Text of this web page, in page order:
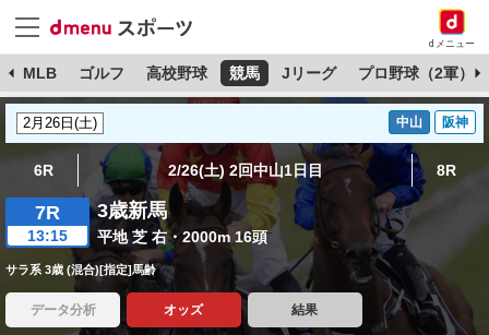
dメニュー
MLB ゴルフ 高校野球 競馬 Jリーグ プロ野球（2軍）
中山 阪神
6R 2/26(土) 2回中山1日目 8R
7R
13:15
3歳新馬
平地 芝 右・2000m 16頭
サラ系 3歳 (混合)[指定]馬齢
データ分析 オッズ 結果